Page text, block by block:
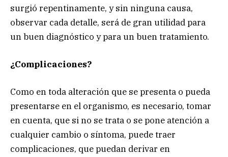
surgió repentinamente, y sin ninguna causa,
observar cada detalle, será de gran utilidad para
un buen diagnóstico y para un buen tratamiento.
¿Complicaciones?
Como en toda alteración que se presenta o pueda
presentarse en el organismo, es necesario, tomar
en cuenta, que si no se trata o se pone atención a
cualquier cambio o síntoma, puede traer
complicaciones, que puedan derivar en